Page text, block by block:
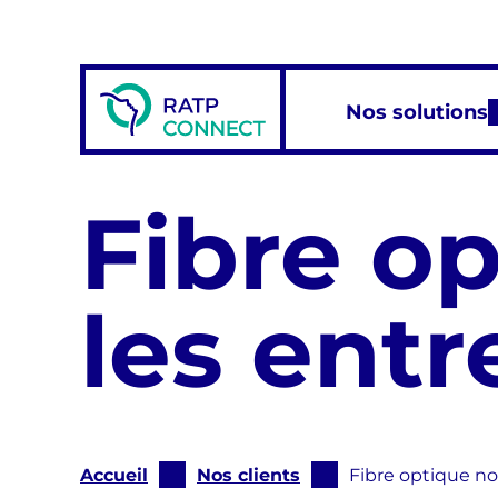
contenu
Nos solutions
Fibre
les
Vous
Accueil Nos clients Fibre optique